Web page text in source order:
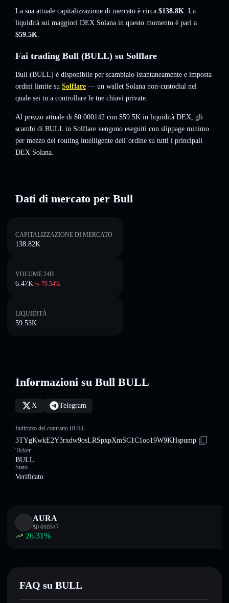
La sua attuale capitalizzazione di mercato è circa $138.8K. La
liquidità sui maggiori DEX Solana in questo momento è pari a
$59.5K.
Fai trading Bull (BULL) su Solflare
Bull (BULL) è disponibile per scambialo istantaneamente e imposta
ordini limite su Solflare — un wallet Solana non-custodial nel
quale sei tu a controllare le tue chiavi private.
Al prezzo attuale di $0.000142 con $59.5K in liquidità DEX, gli
scambi di BULL in Solflare vengono eseguiti con slippage minimo
per mezzo del routing intelligente dell’ordine su tutti i principali
DEX Solana.
Dati di mercato per Bull
CAPITALIZZAZIONE DI MERCATO
138.82K
VOLUME 24H
6.47K 70.54%
LIQUIDITÀ
59.53K
Informazioni su Bull BULL
X Telegram
Indirizzo del contratto BULL
3TYgKwkE2Y3rxdw9osLRSpxpXmSC1C1oo19W9KHspump
Ticker
BULL
Stato
Verificato
AURA
$0.010547
26.31%
FAQ su BULL